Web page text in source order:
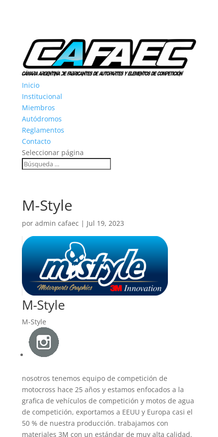
Inicio
Institucional
Miembros
Autódromos
Reglamentos
Contacto
Seleccionar página
M-Style
por admin cafaec | Jul 19, 2023
M-Style
M-Style
nosotros tenemos equipo de competición de
motocross hace 25 años y estamos enfocados a la
grafica de vehículos de competición y motos de agua
de competición, exportamos a EEUU y Europa casi el
50 % de nuestra producción. trabajamos con
materiales 3M con un estándar de muy alta calidad.